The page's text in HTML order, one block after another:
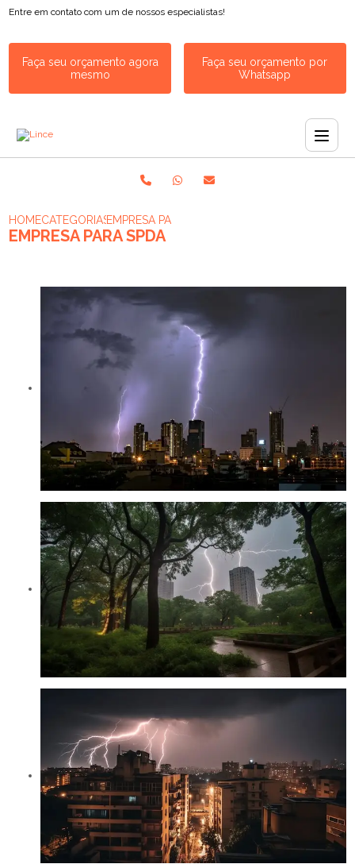
Entre em contato com um de nossos especialistas!
Faça seu orçamento agora
mesmo
Faça seu orçamento por
Whatsapp
HOMECATEGORIASEMPRESA PARA SPDA
EMPRESA PARA SPDA